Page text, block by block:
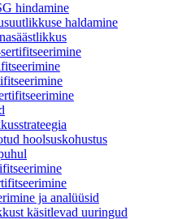
hindamine
haldamine
hoolsuskohustus
ja analüüsid
käsitlevad uuringud